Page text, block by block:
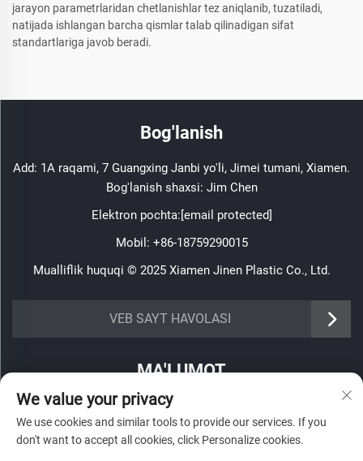
jarayon parametrlaridan chetlanishlar tez aniqlanib, tuzatiladi,
natijada ishlangan barcha qismlar talab qilinadigan sifat
standartlariga javob beradi.
Bog'lanish
Add: 1A raqami, 7 Guangxing Janbi yo'li, Jimei tumani, Xiamen.
Bog'lanish shaxsi: Jim Chen
Elektron pochta:[email protected]
Mobil: +86-18759290015
Mualliflik huquqi © 2025 Xiamen Jinen Plastic Co., Ltd.
VEB SAYT HAVOLASI
https://www.jinenplastic.com/service
https://www.jinenplastic.com/projects
https://www.jinenplastic.com/news
MA'LUMOT
Haftalik axborotnomamizni olish uchun roʻyxatdan oʻting
We value your privacy
We use cookies and similar tools to provide our services. If you
don't want to accept all cookies, click Personalize cookies.